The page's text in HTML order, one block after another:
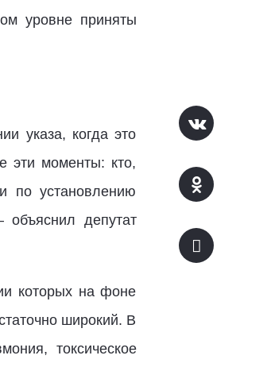
уровне приняты
указа, когда это
эти моменты: кто,
по установлению
объяснил депутат
которых на фоне
широкий. В
токсическое